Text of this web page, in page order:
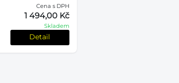
Cena s DPH
1 494,00 Kč
Skladem
Detail